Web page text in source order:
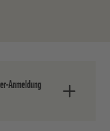
Anmeldung